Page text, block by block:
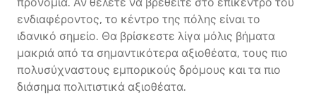
ενδιαφέροντος, το κέντρο της πόλης είναι το
ιδανικό σημείο. Θα βρίσκεστε λίγα μόλις βήματα
μακριά από τα σημαντικότερα αξιοθέατα, τους πιο
πολυσύχναστους εμπορικούς δρόμους και τα πιο
διάσημα πολιτιστικά αξιοθέατα.